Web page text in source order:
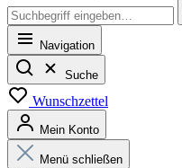
Navigation
Suche
Wunschzettel
Mein Konto
Menü schließen